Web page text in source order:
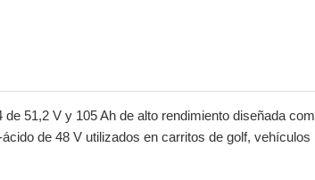
51,2 V y 105 Ah de alto rendimiento diseñada
de 48 V utilizados en carritos de golf, vehículos